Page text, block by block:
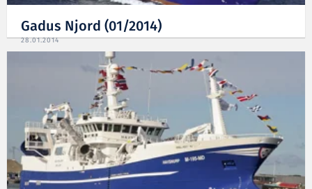
Gadus Njord (01/2014)
28.01.2014